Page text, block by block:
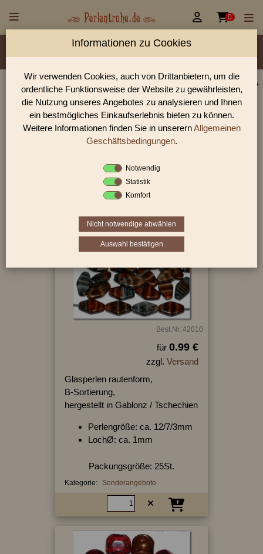
 0
Material/Glassorte Sorte/Form Farbe
Größen
Lochdurchmesser
Perlen Shop für Sonderangebote Perlen
In unserem Perlen Shop finden sie zahlreich Sonderangebote
Perlen und viele weiter Glasperlen.
Sie befinden sich in folgender Kategorie:
Sonderangebote
Best.Nr.:42010
für 0.99 €
zzgl. Versand
Glasperlen rautenform,
B-Sortierung,
hergestellt in Gablonz / Tschechien
Perlengröße: ca. 12/7/3mm
LochØ: ca. 1mm
Packungsgröße: 25St.
Kategorie: Sonderangebote
Informationen zu Cookies
Wir verwenden Cookies, auch von Drittanbietern, um die
ordentliche Funktionsweise der Website zu gewährleisten,
die Nutzung unseres Angebotes zu analysieren und Ihnen
ein bestmögliches Einkaufserlebnis bieten zu können.
Weitere Informationen finden Sie in unserernAllgemeinen
Geschäftsbedingungen.
Notwendig
Statistik
Komfort
Nicht notwendige abwählen
Auswahl bestätigen